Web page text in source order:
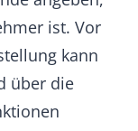
Zur
dass